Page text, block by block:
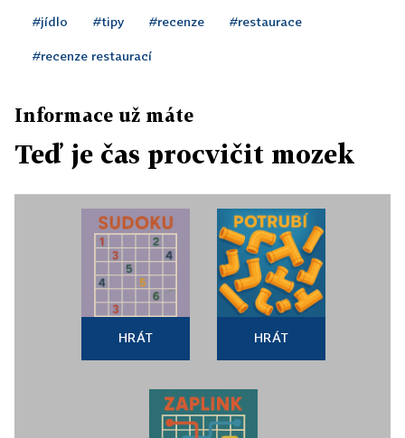
#jídlo #tipy #recenze #restaurace
#recenze restaurací
Informace už máte
Teď je čas procvičit mozek
HRÁT HRÁT